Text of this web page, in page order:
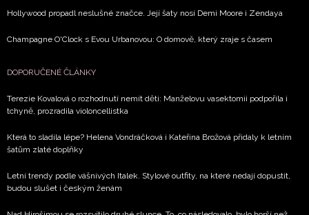
Hollywood propadl neslušné značce. Její šaty nosí Demi Moore i Zendaya
Champagne O'Clock s Evou Urbanovou: O domově, který zraje s časem
DOPORUČENÉ ČLÁNKY
Terezie Kovalová o rozhodnutí nemít děti: Manželovu vasektomii podpořila i
tchyně, prozradila violoncellistka
Která to sladila lépe? Helena Vondráčková i Kateřina Brožová přidaly k letním
šatům zlaté doplňky
Letní trendy podle vášnivých Italek. Stylové outfity, na které nedají dopustit,
budou slušet i českým ženám